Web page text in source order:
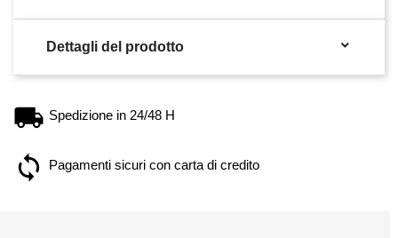
Dettagli del prodotto 
Spedizione in 24/48 H
Pagamenti sicuri con carta di credito